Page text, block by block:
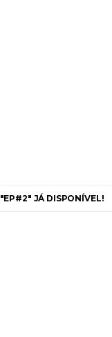
"EP#2" JÁ DISPONÍVEL!